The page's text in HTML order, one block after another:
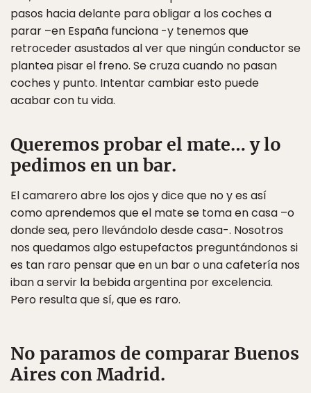
pasos hacia delante para obligar a los coches a
parar –en España funciona -y tenemos que
retroceder asustados al ver que ningún conductor se
plantea pisar el freno. Se cruza cuando no pasan
coches y punto. Intentar cambiar esto puede
acabar con tu vida.
Queremos probar el mate… y lo
pedimos en un bar.
El camarero abre los ojos y dice que no y es así
como aprendemos que el mate se toma en casa –o
donde sea, pero llevándolo desde casa-. Nosotros
nos quedamos algo estupefactos preguntándonos si
es tan raro pensar que en un bar o una cafetería nos
iban a servir la bebida argentina por excelencia.
Pero resulta que sí, que es raro.
No paramos de comparar Buenos
Aires con Madrid.